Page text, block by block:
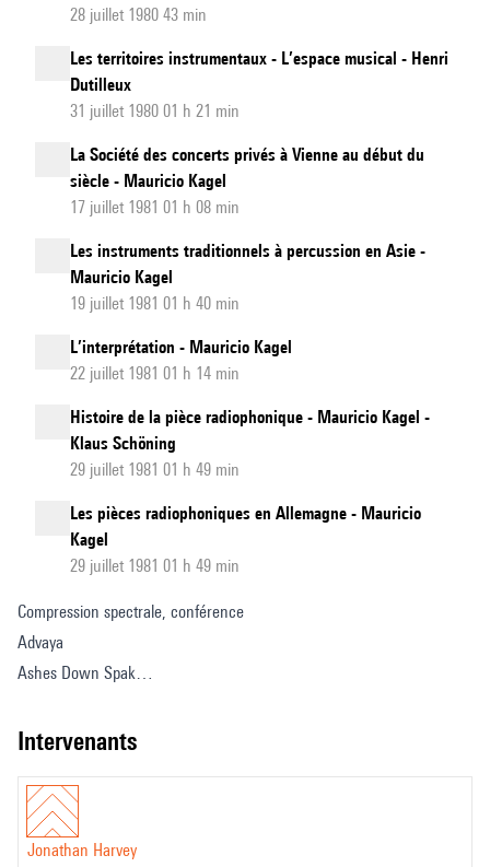
28 juillet 1980 43 min
Les territoires instrumentaux - L’espace musical - Henri
Dutilleux
31 juillet 1980 01 h 21 min
La Société des concerts privés à Vienne au début du
siècle - Mauricio Kagel
17 juillet 1981 01 h 08 min
Les instruments traditionnels à percussion en Asie -
Mauricio Kagel
19 juillet 1981 01 h 40 min
L’interprétation - Mauricio Kagel
22 juillet 1981 01 h 14 min
Histoire de la pièce radiophonique - Mauricio Kagel -
Klaus Schöning
29 juillet 1981 01 h 49 min
Les pièces radiophoniques en Allemagne - Mauricio
Kagel
29 juillet 1981 01 h 49 min
Compression spectrale, conférence
Advaya
Ashes Down Spak
intervenants
Jonathan Harvey